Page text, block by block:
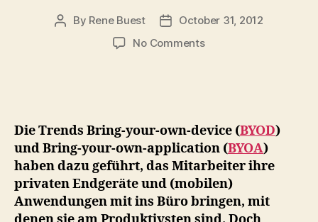
Post
By Rene Buest
PostOctober 31, 2012
No Commentson
mehr
Vorteile
als
Risiken.
Die Trends Bring-your-own-device (BYOD)
und Bring-your-own-application (BYOA)
haben dazu geführt, das Mitarbeiter ihre
privaten Endgeräte und (mobilen)
Anwendungen mit ins Büro bringen, mit